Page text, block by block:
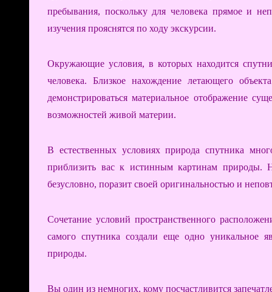
пребывания, поскольку для человека прямое и
изучения прояснятся по ходу экскурсии.
Окружающие условия, в которых находится
человека. Близкое нахождение летающего
демонстрироваться материальное отображение
возможностей живой материи.
В естественных условиях природа спутника
приблизить вас к истинным картинам природы.
безусловно, поразит своей оригинальностью и
Сочетание условий пространственного
самого спутника создали еще одно уникальное
природы.
Вы один из немногих, кому посчастливится